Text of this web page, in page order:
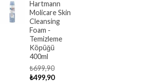
Hartmann
Molicare Skin
Cleansing
Foam -
Temizleme
Köpüğü
400ml
₺699,90
Original
₺499,90Current